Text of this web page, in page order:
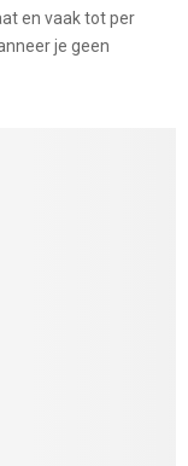
en vaak tot per
je geen